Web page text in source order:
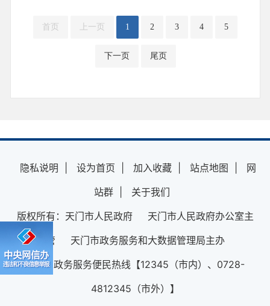
首页 上一页 1 2 3 4 5
下一页 尾页
隐私说明 设为首页 加入收藏 站点地图
网
站群
关于我们
版权所有：天门市人民政府 天门市人民政府办公室主
管 天门市政务服务和大数据管理局主办
12345政务服务便民热线【12345（市内）、0728-
4812345（市外）】